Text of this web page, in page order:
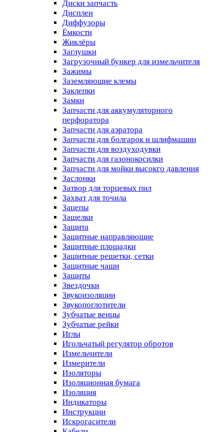
Диски запчасть
Дисплеи
Диффузоры
Ёмкости
Жиклёры
Заглушки
Загрузочный бункер для измельчителя
Зажимы
Заземляющие клемы
Заклепки
Замки
Запчасти для аккумуляторного
перфоратора
Запчасти для аэратора
Запчасти для болгарок и шлифмашин
Запчасти для воздуходувки
Запчасти для газонокосилки
Запчасти для мойки высокго давления
Заслонки
Затвор для торцевых пил
Захват для точила
Зацепы
Защелки
Защита
Защитные направляющие
Защитные площадки
Защитные решетки, сетки
Защитные чаши
Защиты
Звездочки
Звукоизоляции
Звукопоглотители
Зубчатые венцы
Зубчатые рейки
Иглы
Игольчатый регулятор обротов
Измельчители
Измерители
Изоляторы
Изоляционная бумага
Изоляция
Индикаторы
Инструкции
Искрогасители